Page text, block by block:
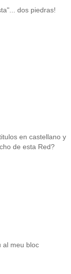
dos piedras!
en castellano y
de esta Red?
al meu bloc